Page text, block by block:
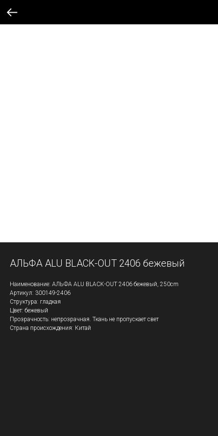
АЛЬФА ALU BLACK-OUT 2406 бежевый
Наименование: АЛЬФА ALU BLACK-OUT 2406 бежевый, 250cm
Артикул: 300149-2406
Структура: гладкая
Цвет: бежевый
Прозрачность: непрозрачная. Ткань не пропускает свет
Страна происхождения: Китай